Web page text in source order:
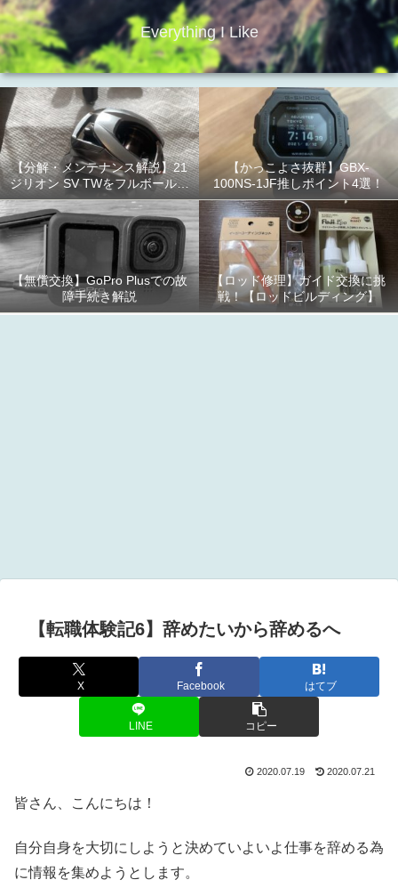
Everything I Like
【分解・メンテナンス解説】21
ジリオン SV TWをフルボールベ
アリング化！
【かっこよさ抜群】GBX-
100NS-1JF推しポイント4選！
【無償交換】GoPro Plusでの故
障手続き解説
【ロッド修理】ガイド交換に挑
戦！【ロッドビルディング】
【転職体験記6】辞めたいから辞めるへ
X Facebook はてブ
LINE コピー
2020.07.19 2020.07.21
皆さん、こんにちは！
自分自身を大切にしようと決めていよいよ仕事を辞める為
に情報を集めようとします。